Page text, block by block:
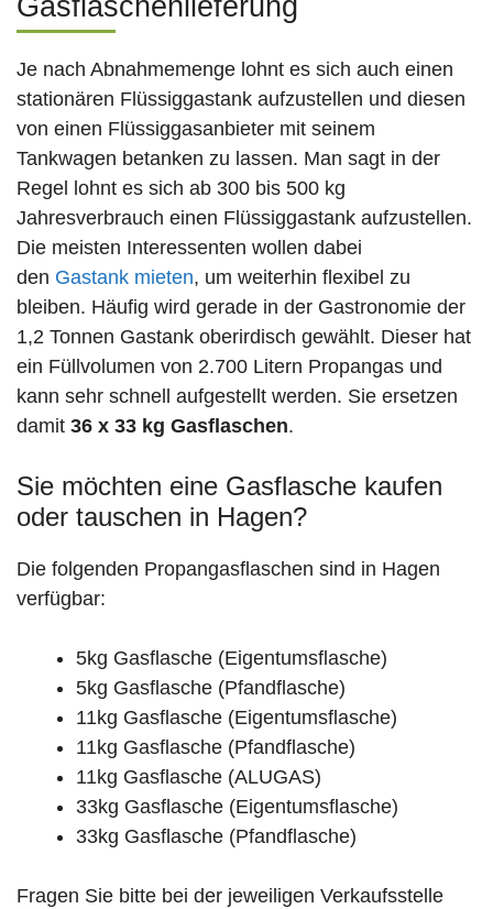
Gasflaschenlieferung
Je nach Abnahmemenge lohnt es sich auch einen
stationären Flüssiggastank aufzustellen und diesen
von einen Flüssiggasanbieter mit seinem
Tankwagen betanken zu lassen. Man sagt in der
Regel lohnt es sich ab 300 bis 500 kg
Jahresverbrauch einen Flüssiggastank aufzustellen.
Die meisten Interessenten wollen dabei
den Gastank mieten, um weiterhin flexibel zu
bleiben. Häufig wird gerade in der Gastronomie der
1,2 Tonnen Gastank oberirdisch gewählt. Dieser hat
ein Füllvolumen von 2.700 Litern Propangas und
kann sehr schnell aufgestellt werden. Sie ersetzen
damit 36 x 33 kg Gasflaschen.
Sie möchten eine Gasflasche kaufen
oder tauschen in Hagen?
Die folgenden Propangasflaschen sind in Hagen
verfügbar:
5kg Gasflasche (Eigentumsflasche)
5kg Gasflasche (Pfandflasche)
11kg Gasflasche (Eigentumsflasche)
11kg Gasflasche (Pfandflasche)
11kg Gasflasche (ALUGAS)
33kg Gasflasche (Eigentumsflasche)
33kg Gasflasche (Pfandflasche)
Fragen Sie bitte bei der jeweiligen Verkaufsstelle